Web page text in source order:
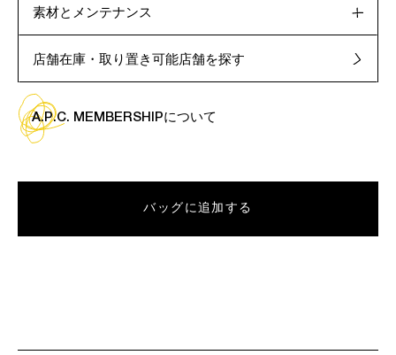
素材とメンテナンス
店舗在庫・取り置き可能店舗を探す
A.P.C. MEMBERSHIPについて
バッグに追加する